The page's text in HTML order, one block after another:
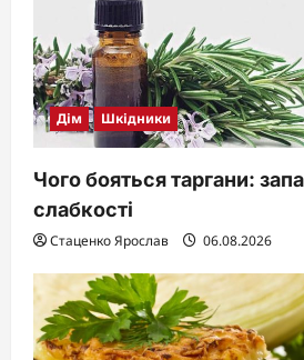
Дім Шкідники
Чого бояться таргани:
слабкості
Стаценко Ярослав 06.08.2026